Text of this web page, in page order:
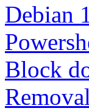
Debian
Block